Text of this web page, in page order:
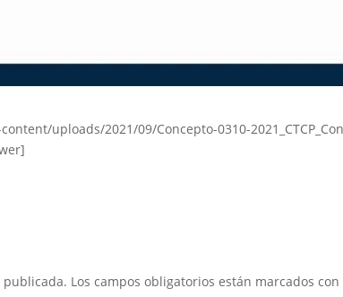
uploads/2021/09/Concepto-0310-
publicada. Los campos obligatorios están marcados con